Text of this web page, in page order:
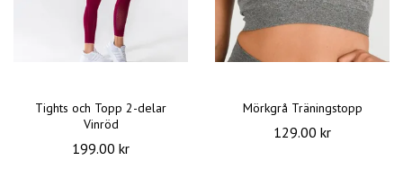
Tights och Topp 2-delar
Vinröd
199.00 kr
Mörkgrå Träningstopp
129.00 kr